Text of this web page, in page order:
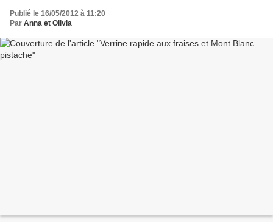
Publié le 16/05/2012 à 11:20
Par Anna et Olivia